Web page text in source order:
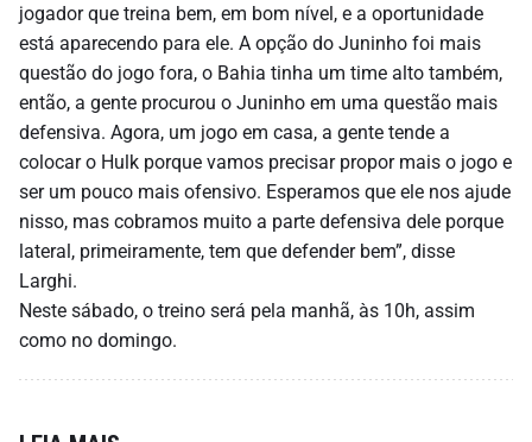
jogador que treina bem, em bom nível, e a oportunidade
está aparecendo para ele. A opção do Juninho foi mais
questão do jogo fora, o Bahia tinha um time alto também,
então, a gente procurou o Juninho em uma questão mais
defensiva. Agora, um jogo em casa, a gente tende a
colocar o Hulk porque vamos precisar propor mais o jogo e
ser um pouco mais ofensivo. Esperamos que ele nos ajude
nisso, mas cobramos muito a parte defensiva dele porque
lateral, primeiramente, tem que defender bem”, disse
Larghi.
Neste sábado, o treino será pela manhã, às 10h, assim
como no domingo.